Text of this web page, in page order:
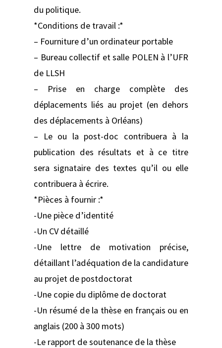
du politique.
*Conditions de travail :*
– Fourniture d’un ordinateur portable
– Bureau collectif et salle POLEN à l’UFR
de LLSH
– Prise en charge complète des
déplacements liés au projet (en dehors
des déplacements à Orléans)
– Le ou la post-doc contribuera à la
publication des résultats et à ce titre
sera signataire des textes qu’il ou elle
contribuera à écrire.
*Pièces à fournir :*
-Une pièce d’identité
-Un CV détaillé
-Une lettre de motivation précise,
détaillant l’adéquation de la candidature
au projet de postdoctorat
-Une copie du diplôme de doctorat
-Un résumé de la thèse en français ou en
anglais (200 à 300 mots)
-Le rapport de soutenance de la thèse